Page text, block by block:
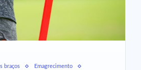
braços
Emagrecimento